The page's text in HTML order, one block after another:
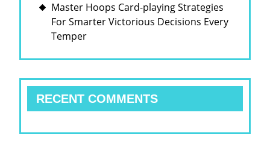
Master Hoops Card-playing Strategies
For Smarter Victorious Decisions Every
Temper
RECENT COMMENTS